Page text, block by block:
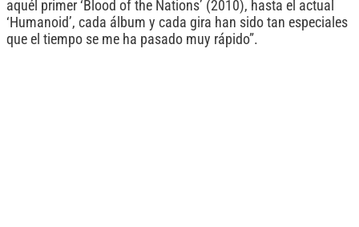
aquél primer ‘Blood of the Nations’ (2010), hasta el actual
‘Humanoid’, cada álbum y cada gira han sido tan especiales
que el tiempo se me ha pasado muy rápido”.